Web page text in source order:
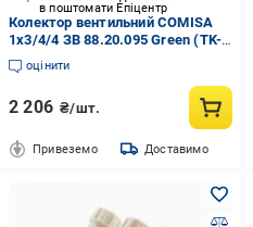
в поштомати Епіцентр
Колектор вентильний COMISA
1х3/4/4 ЗВ 88.20.095 Green (TK-
CL062400403N)
оцінити
2 206 ₴/шт.
Привеземо Доставимо